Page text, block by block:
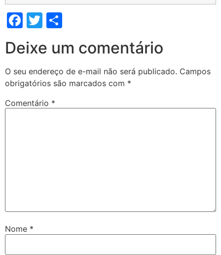
Facebook
Twitter
Deixe um comentário
O seu endereço de e-mail não será publicado. Campos
obrigatórios são marcados com *
Comentário *
Nome *